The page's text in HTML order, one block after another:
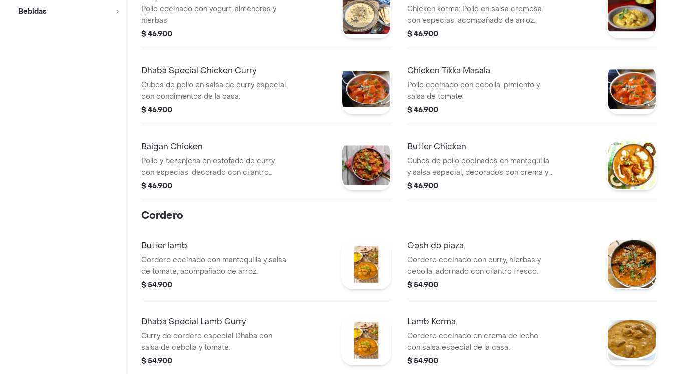
Bebidas
Pollo cocinado con yogurt, almendras y
hierbas
$ 46.900
Chicken korma: Pollo en salsa cremosa
con especias, acompañado de arroz.
$ 46.900
Dhaba Special Chicken Curry
Cubos de pollo en salsa de curry especial
con condimentos de la casa.
$ 46.900
Chicken Tikka Masala
Pollo cocinado con cebolla, pimiento y
salsa de tomate.
$ 46.900
Baigan Chicken
Pollo y berenjena en estofado de curry
con especias, decorado con cilantro
fresco.
$ 46.900
Butter Chicken
Cubos de pollo cocinados en mantequilla
y salsa especial, decorados con crema y
cilantro.
$ 46.900
Cordero
Butter lamb
Cordero cocinado con mantequilla y salsa
de tomate, acompañado de arroz.
$ 54.900
Gosh do piaza
Cordero cocinado con curry, hierbas y
cebolla, adornado con cilantro fresco.
$ 54.900
Dhaba Special Lamb Curry
Curry de cordero especial Dhaba con
salsa de cebolla y tomate.
$ 54.900
Lamb Korma
Cordero cocinado en crema de leche
con salsa especial de la casa.
$ 54.900